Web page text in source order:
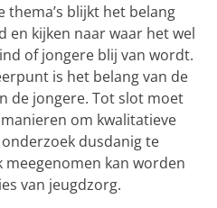
thema’s blijkt het belang
en kijken naar waar het wel
of jongere blij van wordt.
is het belang van de
de jongere. Tot slot moet
om kwalitatieve
dusdanig te
kan worden
van jeugdzorg.